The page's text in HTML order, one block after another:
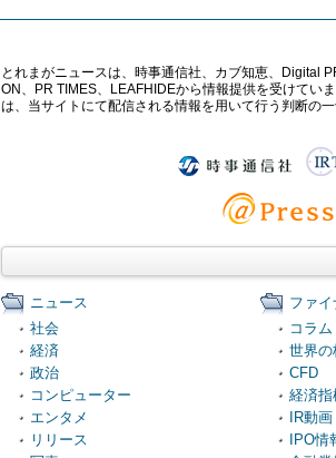
とれまがニュースは、時事通信社、カブ知恵、Digital
ON、PR TIMES、LEAFHIDEから情報提供を受けてい
は、当サイトにて配信される情報を用いて行う判断の
ニュース
社会
経済
政治
コンピューター
エンタメ
リリース
ファイ
コラム
世界の
CFD
経済指
IR動画
IPO情